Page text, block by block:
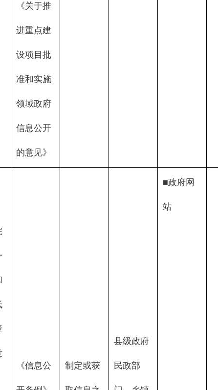
《关于推
进重点建
设项目批
准和实施
领域政府
信息公开
的意见》
《信息公 制定或获
县级政府
民政部
■政府网
站